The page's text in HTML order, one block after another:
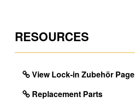
Max. kuorma (kg)
RESOURCES
View Lock-in Zubehör Page
Replacement Parts